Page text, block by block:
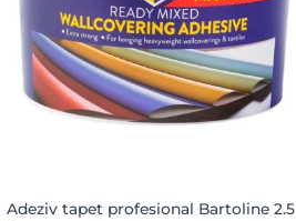
Adeziv tapet profesional Bartoline 2.5